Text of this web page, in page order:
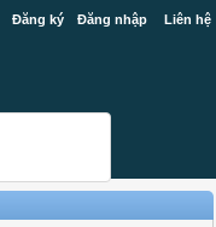
Đăng ký Đăng nhập Liên hệ